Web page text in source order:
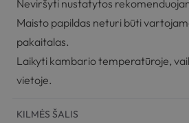
Neviršyti nustatytos
Maisto papildas neturi būti
pakaitalas.
Laikyti kambario temperatūroje,
vietoje.
KILMĖS ŠALIS